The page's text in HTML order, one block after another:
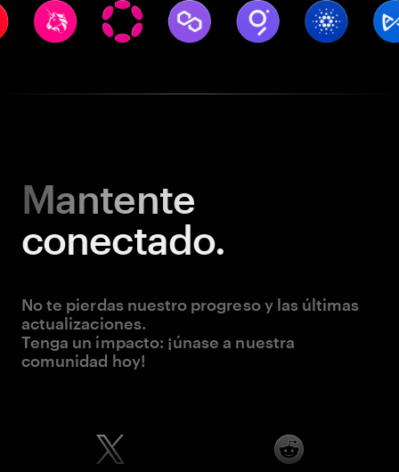
Mantente
conectado.
No te pierdas nuestro progreso y las últimas
actualizaciones.
Tenga un impacto: ¡únase a nuestra
comunidad hoy!